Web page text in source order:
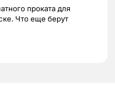
проката для
Что еще берут